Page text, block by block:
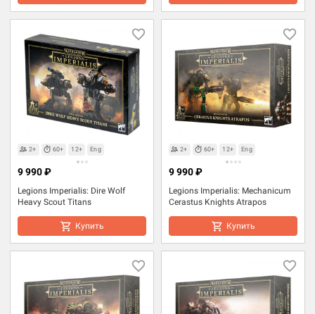
2+ 60+ 12+ Eng
Legions Imperialis: Dire Wolf
Heavy Scout Titans
9 990 ₽
Купить
2+ 60+ 12+ Eng
Legions Imperialis: Mechanicum
Cerastus Knights Atrapos
9 990 ₽
Купить